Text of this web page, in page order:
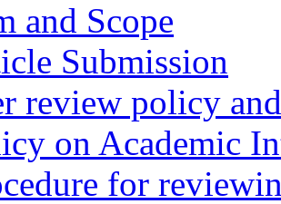
and Scope
Submission
review policy
on Academic
for